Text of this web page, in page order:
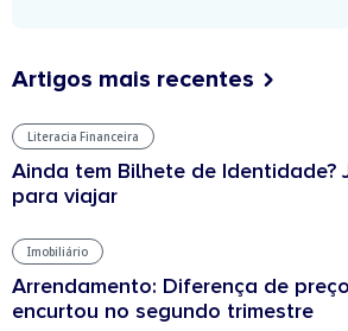
Artigos mais recentes
Literacia Financeira
Ainda tem Bilhete de Identidade?
para viajar
Imobiliário
Arrendamento: Diferença de
encurtou no segundo trimestre